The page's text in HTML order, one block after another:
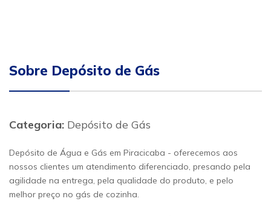
Sobre Depósito de Gás
Categoria: Depósito de Gás
Depósito de Água e Gás em Piracicaba - oferecemos aos
nossos clientes um atendimento diferenciado, presando pela
agilidade na entrega, pela qualidade do produto, e pelo
melhor preço no gás de cozinha.